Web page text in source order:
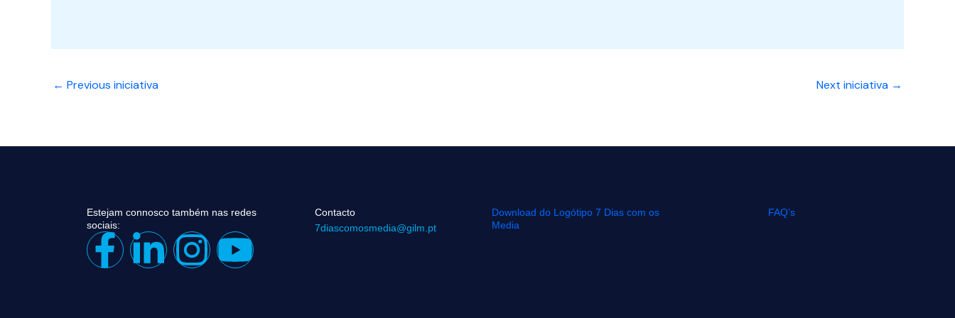
← Previous iniciativa Next iniciativa →
Estejam connosco também nas redes
sociais:
F
a
L
i
I
n
Y
o
Contacto
7diascomosmedia@gilm.pt
Download do Logótipo 7 Dias com os
Media
FAQ’s